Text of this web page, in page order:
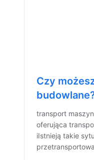
Czy
transport
oferująca
iIstnieją takie